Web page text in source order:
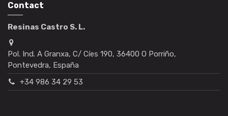
Contact
Resinas Castro S. L.
Pol. Ind. A Granxa, C/ Cíes 190, 36400 O Porriño,
Pontevedra, España
+34 986 34 29 53